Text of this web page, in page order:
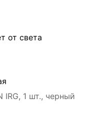
от света
IRG, 1 шт., черный